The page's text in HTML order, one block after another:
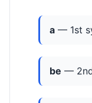
a — 1st
be —